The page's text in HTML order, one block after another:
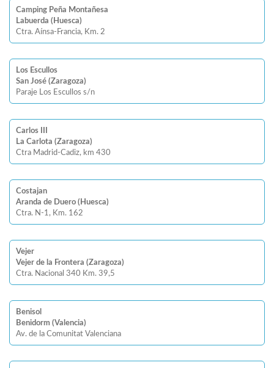
Camping Peña Montañesa
Labuerda (Huesca)
Ctra. Aínsa-Francia, Km. 2
Los Escullos
San José (Zaragoza)
Paraje Los Escullos s/n
Carlos III
La Carlota (Zaragoza)
Ctra Madrid-Cadiz, km 430
Costajan
Aranda de Duero (Huesca)
Ctra. N-1, Km. 162
Vejer
Vejer de la Frontera (Zaragoza)
Ctra. Nacional 340 Km. 39,5
Benisol
Benidorm (Valencia)
Av. de la Comunitat Valenciana